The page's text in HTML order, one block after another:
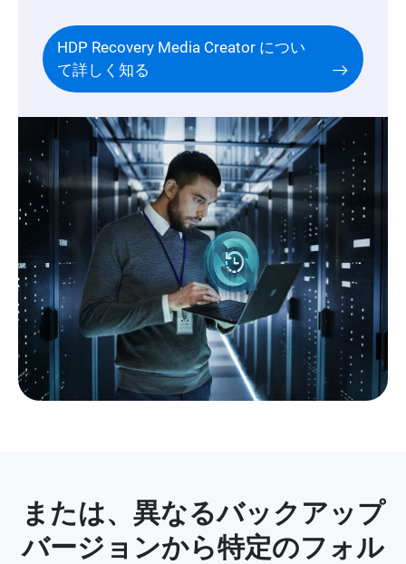
HDP Recovery Media Creator につい
て詳しく知る
または、異なるバックアップ
バージョンから特定のフォル